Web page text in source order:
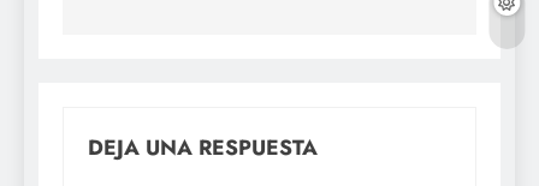
DEJA UNA RESPUESTA